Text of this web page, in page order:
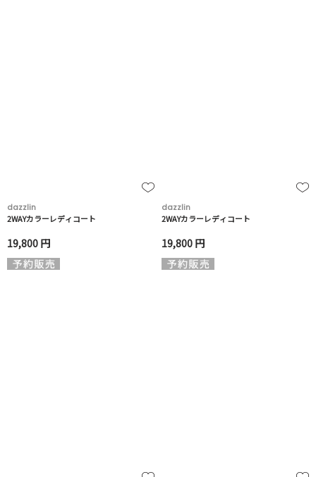
dazzlin
2WAYカラーレディコート
19,800 円
dazzlin
2WAYカラーレディコート
19,800 円